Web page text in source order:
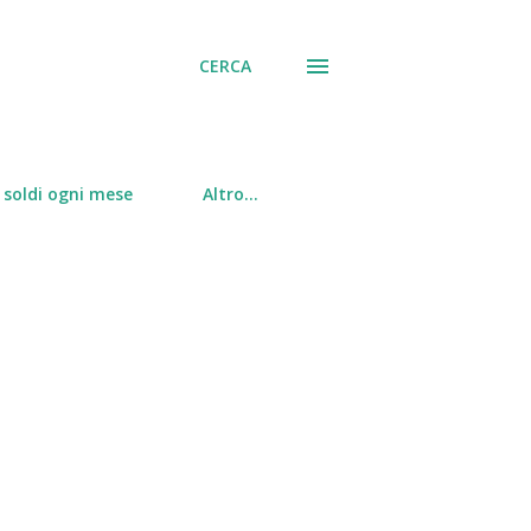
CERCA
ogni mese Altro…